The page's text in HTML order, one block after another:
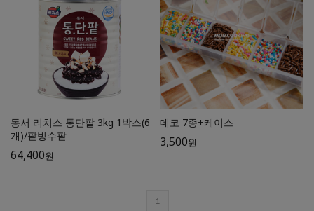
동서 리치스 통단팥 3kg 1박스(6
개)/팥빙수팥
64,400원
데코 7종+케이스
3,500원
1